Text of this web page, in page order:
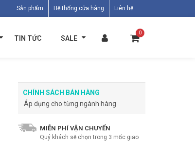
Sản phẩm Hệ thống cửa hàng Liên hệ
0
TIN TỨC SALE
CHÍNH SÁCH BÁN HÀNG
Áp dụng cho từng ngành hàng
MIỄN PHÍ VẬN CHUYỂN
Quý khách sẽ chọn trong 3 mốc giao